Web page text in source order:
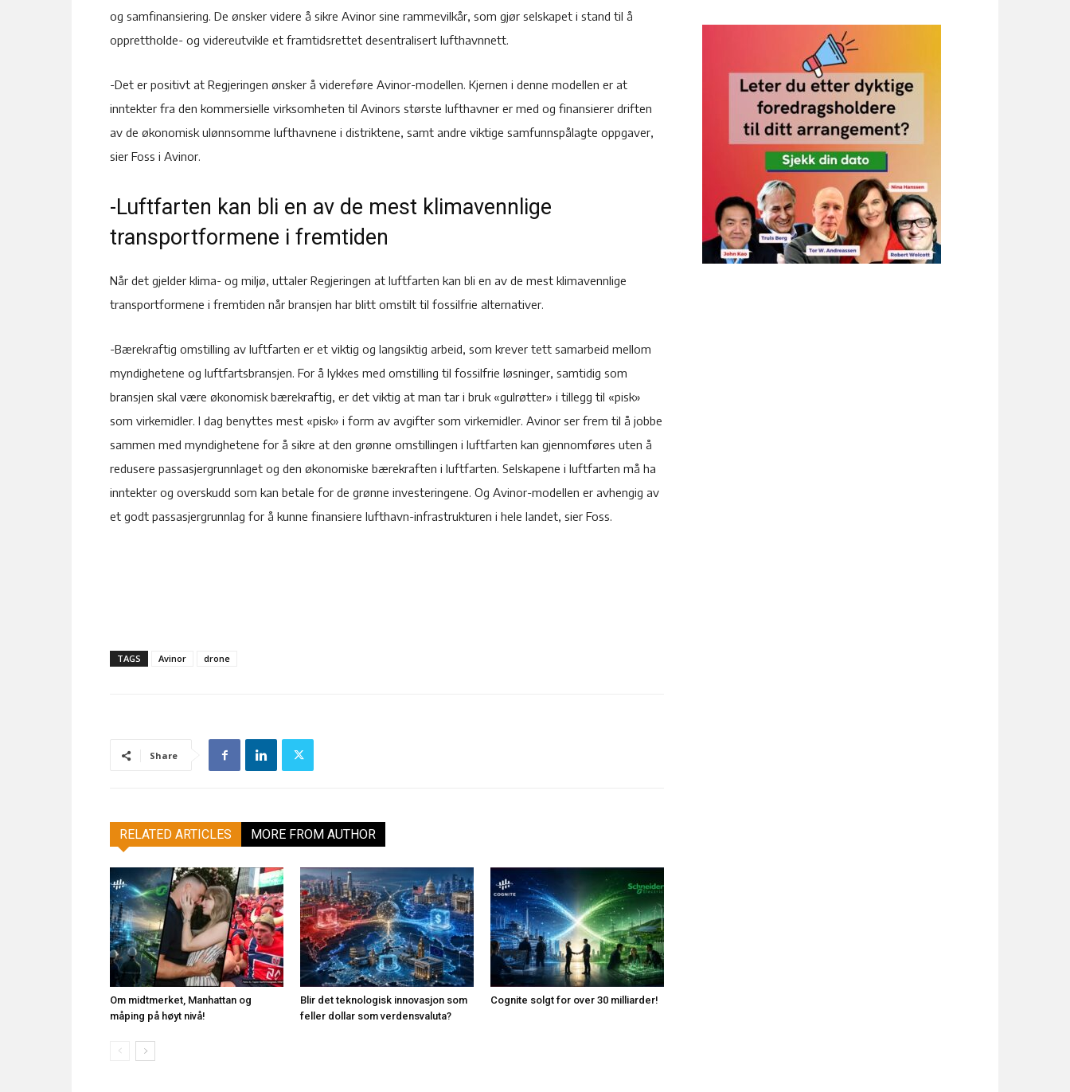
og samfinansiering. De ønsker videre å sikre Avinor sine rammevilkår, som gjør selskapet i stand til å
opprettholde- og videreutvikle et framtidsrettet desentralisert lufthavnnett.
-Det er positivt at Regjeringen ønsker å videreføre Avinor-modellen. Kjernen i denne modellen er at
inntekter fra den kommersielle virksomheten til Avinors største lufthavner er med og finansierer driften
av de økonomisk ulønnsomme lufthavnene i distriktene, samt andre viktige samfunnspålagte oppgaver,
sier Foss i Avinor.
-Luftfarten kan bli en av de mest klimavennlige
transportformene i fremtiden
Når det gjelder klima- og miljø, uttaler Regjeringen at luftfarten kan bli en av de mest klimavennlige
transportformene i fremtiden når bransjen har blitt omstilt til fossilfrie alternativer.
-Bærekraftig omstilling av luftfarten er et viktig og langsiktig arbeid, som krever tett samarbeid mellom
myndighetene og luftfartsbransjen. For å lykkes med omstilling til fossilfrie løsninger, samtidig som
bransjen skal være økonomisk bærekraftig, er det viktig at man tar i bruk «gulrøtter» i tillegg til «pisk»
som virkemidler. I dag benyttes mest «pisk» i form av avgifter som virkemidler. Avinor ser frem til å jobbe
sammen med myndighetene for å sikre at den grønne omstillingen i luftfarten kan gjennomføres uten å
redusere passasjergrunnlaget og den økonomiske bærekraften i luftfarten. Selskapene i luftfarten må ha
inntekter og overskudd som kan betale for de grønne investeringene. Og Avinor-modellen er avhengig av
et godt passasjergrunnlag for å kunne finansiere lufthavn-infrastrukturen i hele landet, sier Foss.
TAGS Avinor drone
Share
RELATED ARTICLES MORE FROM AUTHOR
Om midtmerket, Manhattan og
måping på høyt nivå!
Blir det teknologisk innovasjon som
feller dollar som verdensvaluta?
Cognite solgt for over 30 milliarder!